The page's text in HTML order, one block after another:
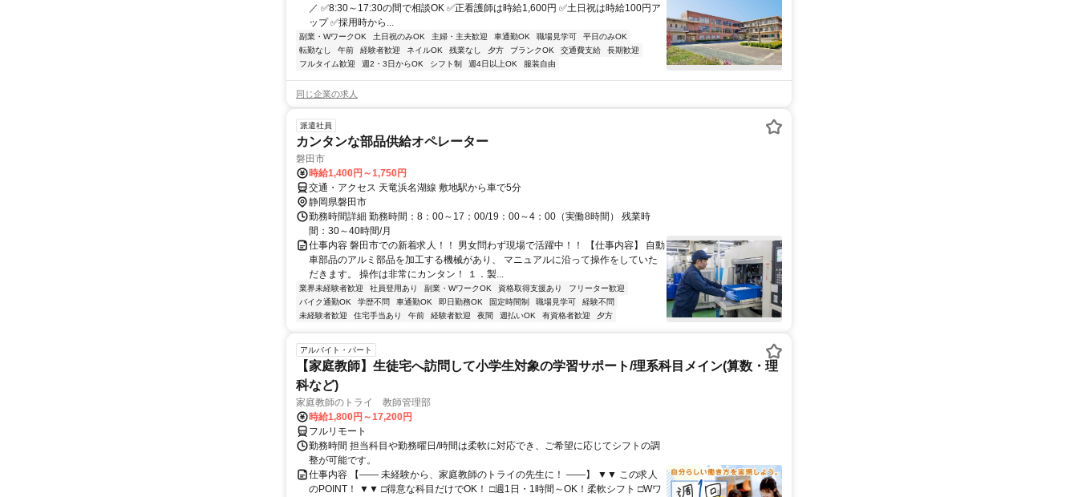
／ ✅8:30～17:30の間で相談OK ✅正看護師は時給1,600円 ✅土日祝は時給100円ア
ップ ✅採用時から...
副業・WワークOK 土日祝のみOK 主婦・主夫歓迎 車通勤OK 職場見学可
平日のみOK
転勤なし
午前 経験者歓迎 ネイルOK 残業なし 夕方 ブランクOK 交通費支給
長期歓迎
フルタイム歓迎
週2・3日からOK シフト制 週4日以上OK 服装自由
同じ企業の求人
派遣社員
カンタンな部品供給オペレーター
磐田市
時給1,400円～1,750円
交通・アクセス 天竜浜名湖線 敷地駅から車で5分
静岡県磐田市
勤務時間詳細 勤務時間：8：00～17：00/19：00～4：00（実働8時間） 残業時
間：30～40時間/月
仕事内容 磐田市での新着求人！！ 男女問わず現場で活躍中！！ 【仕事内容】 自動
車部品のアルミ部品を加工する機械があり、 マニュアルに沿って操作をしていた
だきます。 操作は非常にカンタン！ １．製...
業界未経験者歓迎 社員登用あり 副業・WワークOK 資格取得支援あり
フリーター歓迎
バイク通勤OK
学歴不問 車通勤OK 即日勤務OK 固定時間制 職場見学可
経験不問
未経験者歓迎
住宅手当あり 午前 経験者歓迎 夜間 週払いOK 有資格者歓迎 夕方
アルバイト・パート
【家庭教師】生徒宅へ訪問して小学生対象の学習サポート/理系科目メイン(算数・理
科など)
家庭教師のトライ 教師管理部
時給1,800円～17,200円
フルリモート
勤務時間 担当科目や勤務曜日/時間は柔軟に対応でき、ご希望に応じてシフトの調
整が可能です。
仕事内容 【―― 未経験から、家庭教師のトライの先生に！ ――】 ▼▼ この求人
のPOINT！ ▼▼ □得意な科目だけでOK！ □週1日・1時間～OK！柔軟シフト □Wワ